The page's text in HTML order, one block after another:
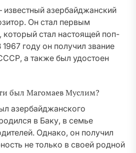
азербайджанский
Он стал первым
который стал настоящей поп-
году он получил звание
а также был удостоен
был Магомаев Муслим?
азербайджанского
в Баку, в семье
Однако, он получил
не только в своей родной